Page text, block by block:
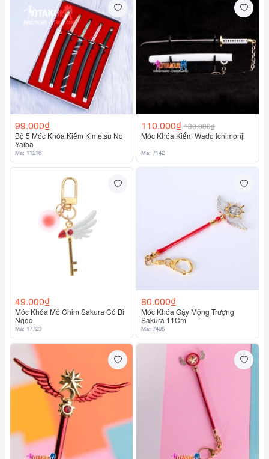
99.000₫
Bộ 5 Móc Khóa Kiếm Kimetsu No
Yaiba
Mã: 11216
110.000₫ 130.000₫
Móc Khóa Kiếm Wado Ichimonji
Mã: 7142
49.000₫
Móc Khóa Mỏ Chim Sakura Có Bi
Ngọc
Mã: 17723
80.000₫
Móc Khóa Gậy Mộng Trượng
Sakura 11Cm
Mã: 7405